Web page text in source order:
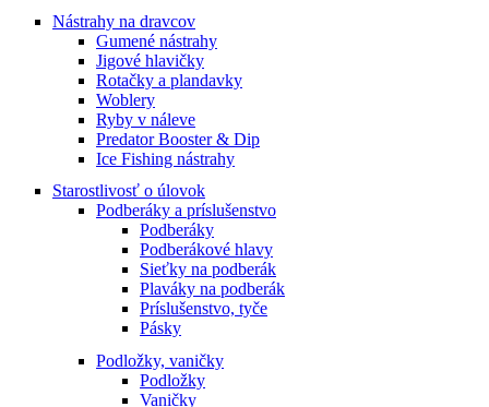
Nástrahy na dravcov
Gumené nástrahy
Jigové hlavičky
Rotačky a plandavky
Woblery
Ryby v náleve
Predator Booster & Dip
Ice Fishing nástrahy
Starostlivosť o úlovok
Podberáky a príslušenstvo
Podberáky
Podberákové hlavy
Sieťky na podberák
Plaváky na podberák
Príslušenstvo, tyče
Pásky
Podložky, vaničky
Podložky
Vaničky